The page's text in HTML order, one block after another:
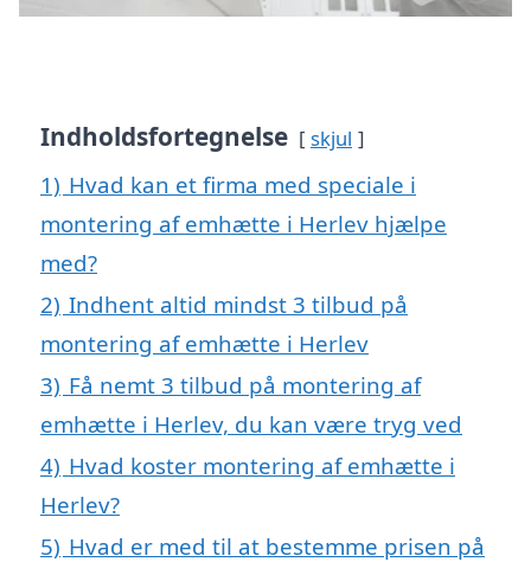
Indholdsfortegnelse skjul
1) Hvad kan et firma med speciale i
montering af emhætte i Herlev hjælpe
med?
2) Indhent altid mindst 3 tilbud på
montering af emhætte i Herlev
3) Få nemt 3 tilbud på montering af
emhætte i Herlev, du kan være tryg ved
4) Hvad koster montering af emhætte i
Herlev?
5) Hvad er med til at bestemme prisen på